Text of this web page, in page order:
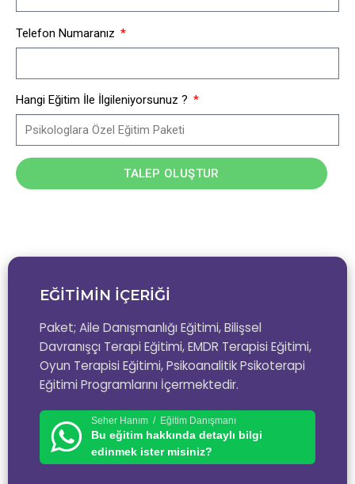
EĞİTİMİN İÇERİĞİ
Paket; Aile Danışmanlığı Eğitimi, Bilişsel
Davranışçı Terapi Eğitimi, EMDR Terapisi Eğitimi,
Oyun Terapisi Eğitimi, Psikoanalitik Psikoterapi
Eğitimi Programlarını İçermektedir.
Seher Hanım / Eğitim Danışmanı
Bu eğitim hakkında detaylı bilgi
edinmek ister misiniz?
Telefon Numaranız
Hangi Eğitim İle İlgileniyorsunuz ?
TALEP OLUŞTUR